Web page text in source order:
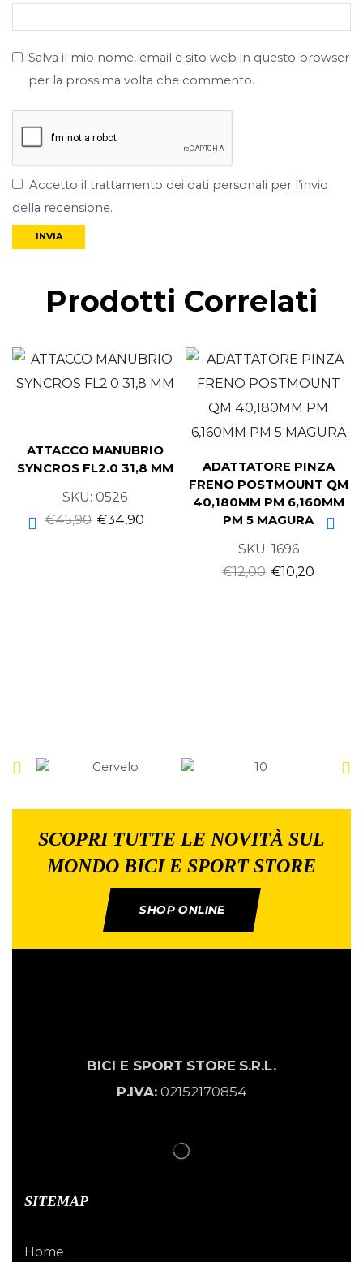
Salva il mio nome, email e sito web in questo browser
per la prossima volta che commento.
Accetto il trattamento dei dati personali per l’invio
della recensione.
Prodotti Correlati
ATTACCO MANUBRIO
SYNCROS FL2.0 31,8 MM
SKU: 0526
€45,90 €34,90
ADATTATORE PINZA
FRENO POSTMOUNT QM
40,180MM PM 6,160MM
PM 5 MAGURA
SKU: 1696
€12,00 €10,20
SCOPRI TUTTE LE NOVITÀ SUL
MONDO BICI E SPORT STORE
SHOP ONLINE
BICI E SPORT STORE S.R.L.
P.IVA:02152170854
SITEMAP
Home